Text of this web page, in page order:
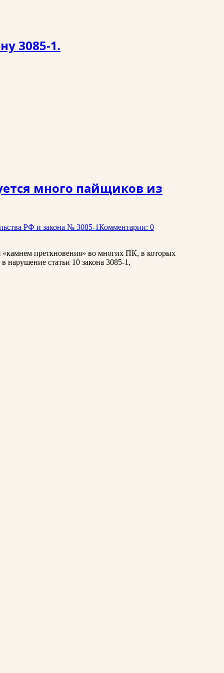
3085-1.
много пайщиков из
РФ и закона № 3085-1Комментарии: 0
«камнем преткновения» во многих ПК, в которых
нарушение статьи 10 закона 3085-1,